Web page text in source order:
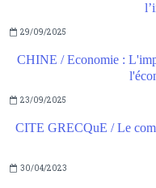
29/09/2025
CHINE / Economie :
23/09/2025
CITE GRECQuE / Le
30/04/2023